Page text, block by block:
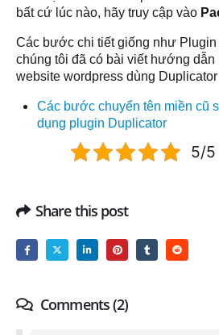
bất cứ lúc nào, hãy truy cập vào
Các bước chi tiết giống như
chúng tôi đã có bài viết hướng dẫn
website wordpress dùng Duplicator
Các bước chuyển tên miền cũ
dụng plugin Duplicator
5/5
Share this post
Comments (2)